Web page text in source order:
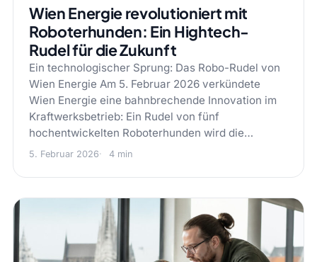
Wien Energie revolutioniert mit
Roboterhunden: Ein Hightech-
Rudel für die Zukunft
Ein technologischer Sprung: Das Robo-Rudel von
Wien Energie Am 5. Februar 2026 verkündete
Wien Energie eine bahnbrechende Innovation im
Kraftwerksbetrieb: Ein Rudel von fünf
hochentwickelten Roboterhunden wird die…
5. Februar 2026 4 min